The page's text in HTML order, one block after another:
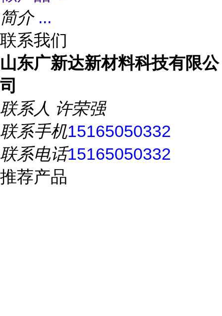
简介 ...
联系我们
山东广新达新材料科技有限公
司
联系人 许荣强
联系手机15165050332
联系电话15165050332
推荐产品